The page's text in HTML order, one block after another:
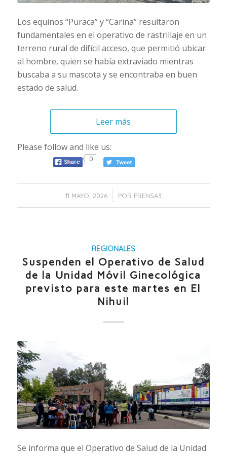
Los equinos “Puraca” y “Carina” resultaron
fundamentales en el operativo de rastrillaje en un
terreno rural de difícil acceso, que permitió ubicar
al hombre, quien se había extraviado mientras
buscaba a su mascota y se encontraba en buen
estado de salud.
Leer más
Please follow and like us:
0
11 MAYO, 2026
/ POR PRENSA3
REGIONALES
Suspenden el Operativo de Salud
de la Unidad Móvil Ginecológica
previsto para este martes en El
Nihuil
Se informa que el Operativo de Salud de la Unidad